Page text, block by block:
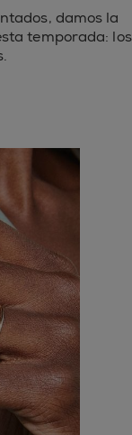
damos la
temporada: los
por Pinterest
por Tumblr
por